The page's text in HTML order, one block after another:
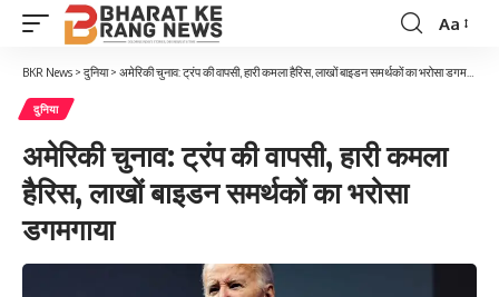
Font
Aa
BKR News > दुनिया> अमेरिकी चुनाव: ट्रंप की वापसी, हारी कमला हैरिस, लाखों बाइडन समर्थकों का भरोसा डगमगाया
दुनिया
अमेरिकी चुनाव: ट्रंप की वापसी, हारी कमला
हैरिस, लाखों बाइडन समर्थकों का भरोसा
डगमगाया